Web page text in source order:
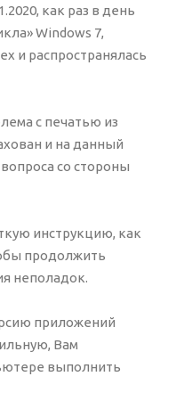
как раз в день
Windows 7,
и распространялась
с печатью из
и на данный
со стороны
инструкцию, как
продолжить
неполадок.
приложений
Вам
выполнить